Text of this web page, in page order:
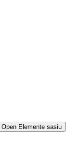
Open Elemente sasiu